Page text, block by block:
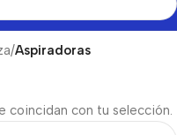
/Aspiradoras
coincidan con tu selección.